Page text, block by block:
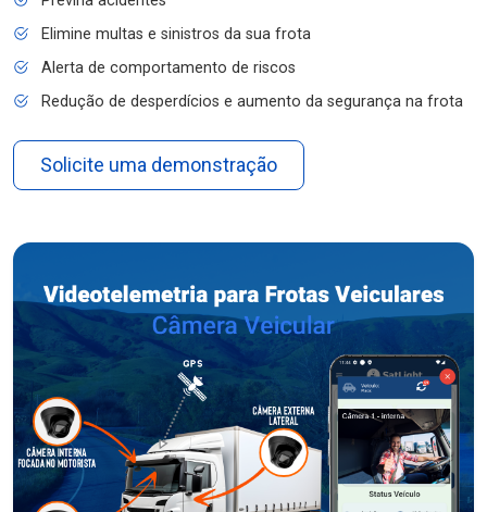
Elimine multas e sinistros da sua frota
Alerta de comportamento de riscos
Redução de desperdícios e aumento da segurança na frota
Solicite uma demonstração